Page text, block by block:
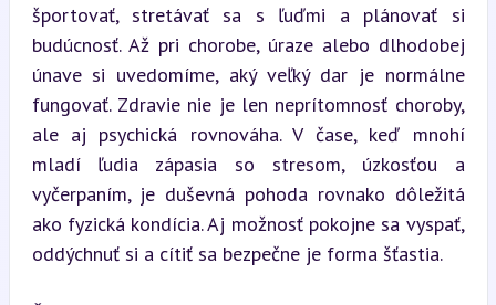
športovať, stretávať sa s ľuďmi a plánovať si
budúcnosť. Až pri chorobe, úraze alebo dlhodobej
únave si uvedomíme, aký veľký dar je normálne
fungovať. Zdravie nie je len neprítomnosť choroby,
ale aj psychická rovnováha. V čase, keď mnohí
mladí ľudia zápasia so stresom, úzkosťou a
vyčerpaním, je duševná pohoda rovnako dôležitá
ako fyzická kondícia. Aj možnosť pokojne sa vyspať,
oddýchnuť si a cítiť sa bezpečne je forma šťastia.